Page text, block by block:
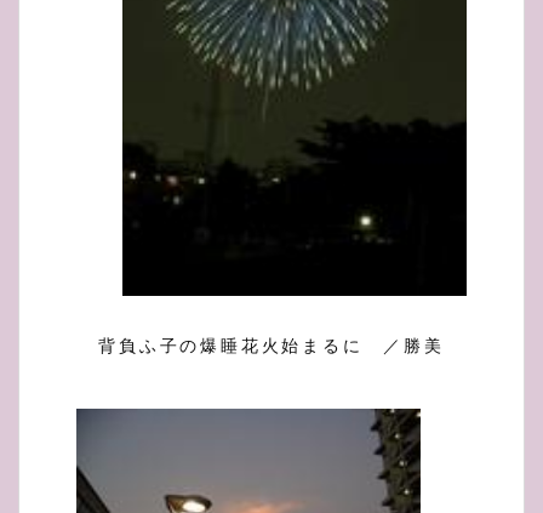
背負ふ子の爆睡花火始まるに ／勝美